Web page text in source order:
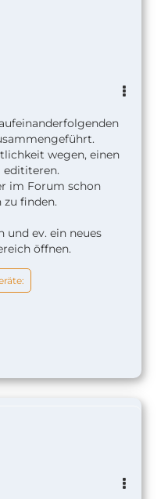
wegen, einen
edititeren.
im Forum schon
finden.
und ev. ein neues
öffnen.